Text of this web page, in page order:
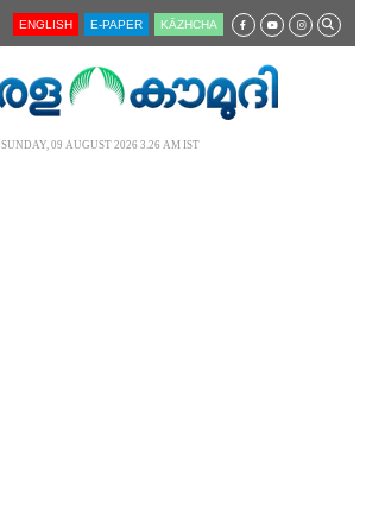
ENGLISH E-PAPER KĀZHCHA
SUNDAY, 09 AUGUST 2026 3.26 AM IST